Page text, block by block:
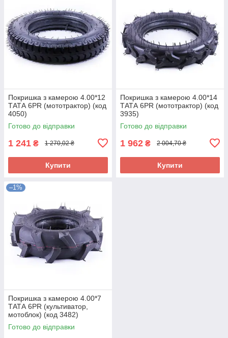
Покришка з камерою 4.00*12
ТАТА 6PR (мототрактор) (код
4050)
Готово до відправки
1 241 ₴ 1 270,02 ₴
Купити
Покришка з камерою 4.00*14
ТАТА 6PR (мототрактор) (код
3935)
Готово до відправки
1 962 ₴ 2 004,70 ₴
Купити
–1%
Покришка з камерою 4.00*7
ТАТА 6PR (культиватор,
мотоблок) (код 3482)
Готово до відправки